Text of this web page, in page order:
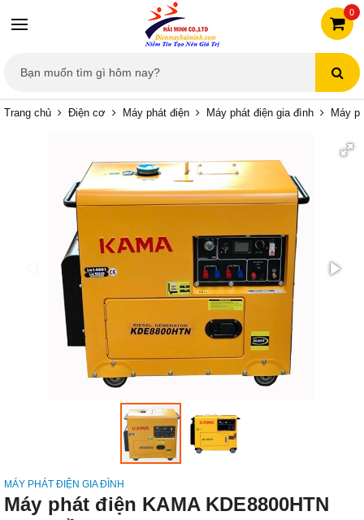
0
Trang chủ Điện cơ Máy phát điện Máy phát điện gia đình Máy
MÁY PHÁT ĐIỆN GIA ĐÌNH
Máy phát điện KAMA KDE8800HTN